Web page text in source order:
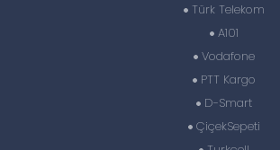
Türk Telekom
A101
Vodafone
PTT Kargo
D-Smart
ÇiçekSepeti